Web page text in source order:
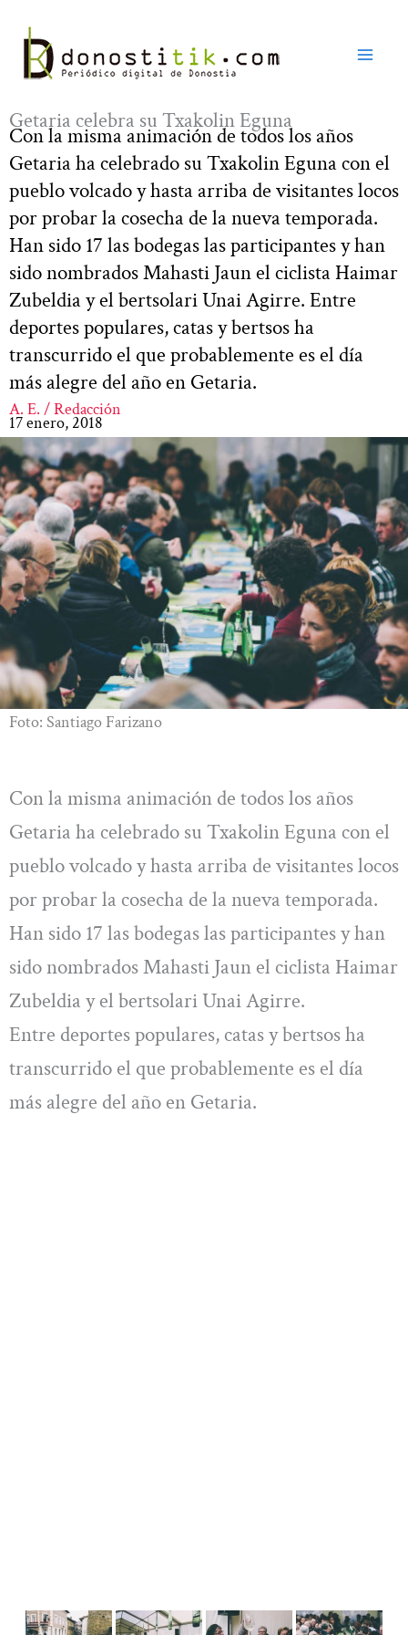
contenido
Getaria celebra su Txakolin Eguna
Con la misma animación de todos los años
Getaria ha celebrado su Txakolin Eguna con el
pueblo volcado y hasta arriba de visitantes locos
por probar la cosecha de la nueva temporada.
Han sido 17 las bodegas las participantes y han
sido nombrados Mahasti Jaun el ciclista Haimar
Zubeldia y el bertsolari Unai Agirre. Entre
deportes populares, catas y bertsos ha
transcurrido el que probablemente es el día
más alegre del año en Getaria.
A. E. / Redacción
17 enero, 2018
Foto: Santiago Farizano
Con la misma animación de todos los años
Getaria ha celebrado su Txakolin Eguna con el
pueblo volcado y hasta arriba de visitantes locos
por probar la cosecha de la nueva temporada.
Han sido 17 las bodegas las participantes y han
sido nombrados Mahasti Jaun el ciclista Haimar
Zubeldia y el bertsolari Unai Agirre.
Entre deportes populares, catas y bertsos ha
transcurrido el que probablemente es el día
más alegre del año en Getaria.